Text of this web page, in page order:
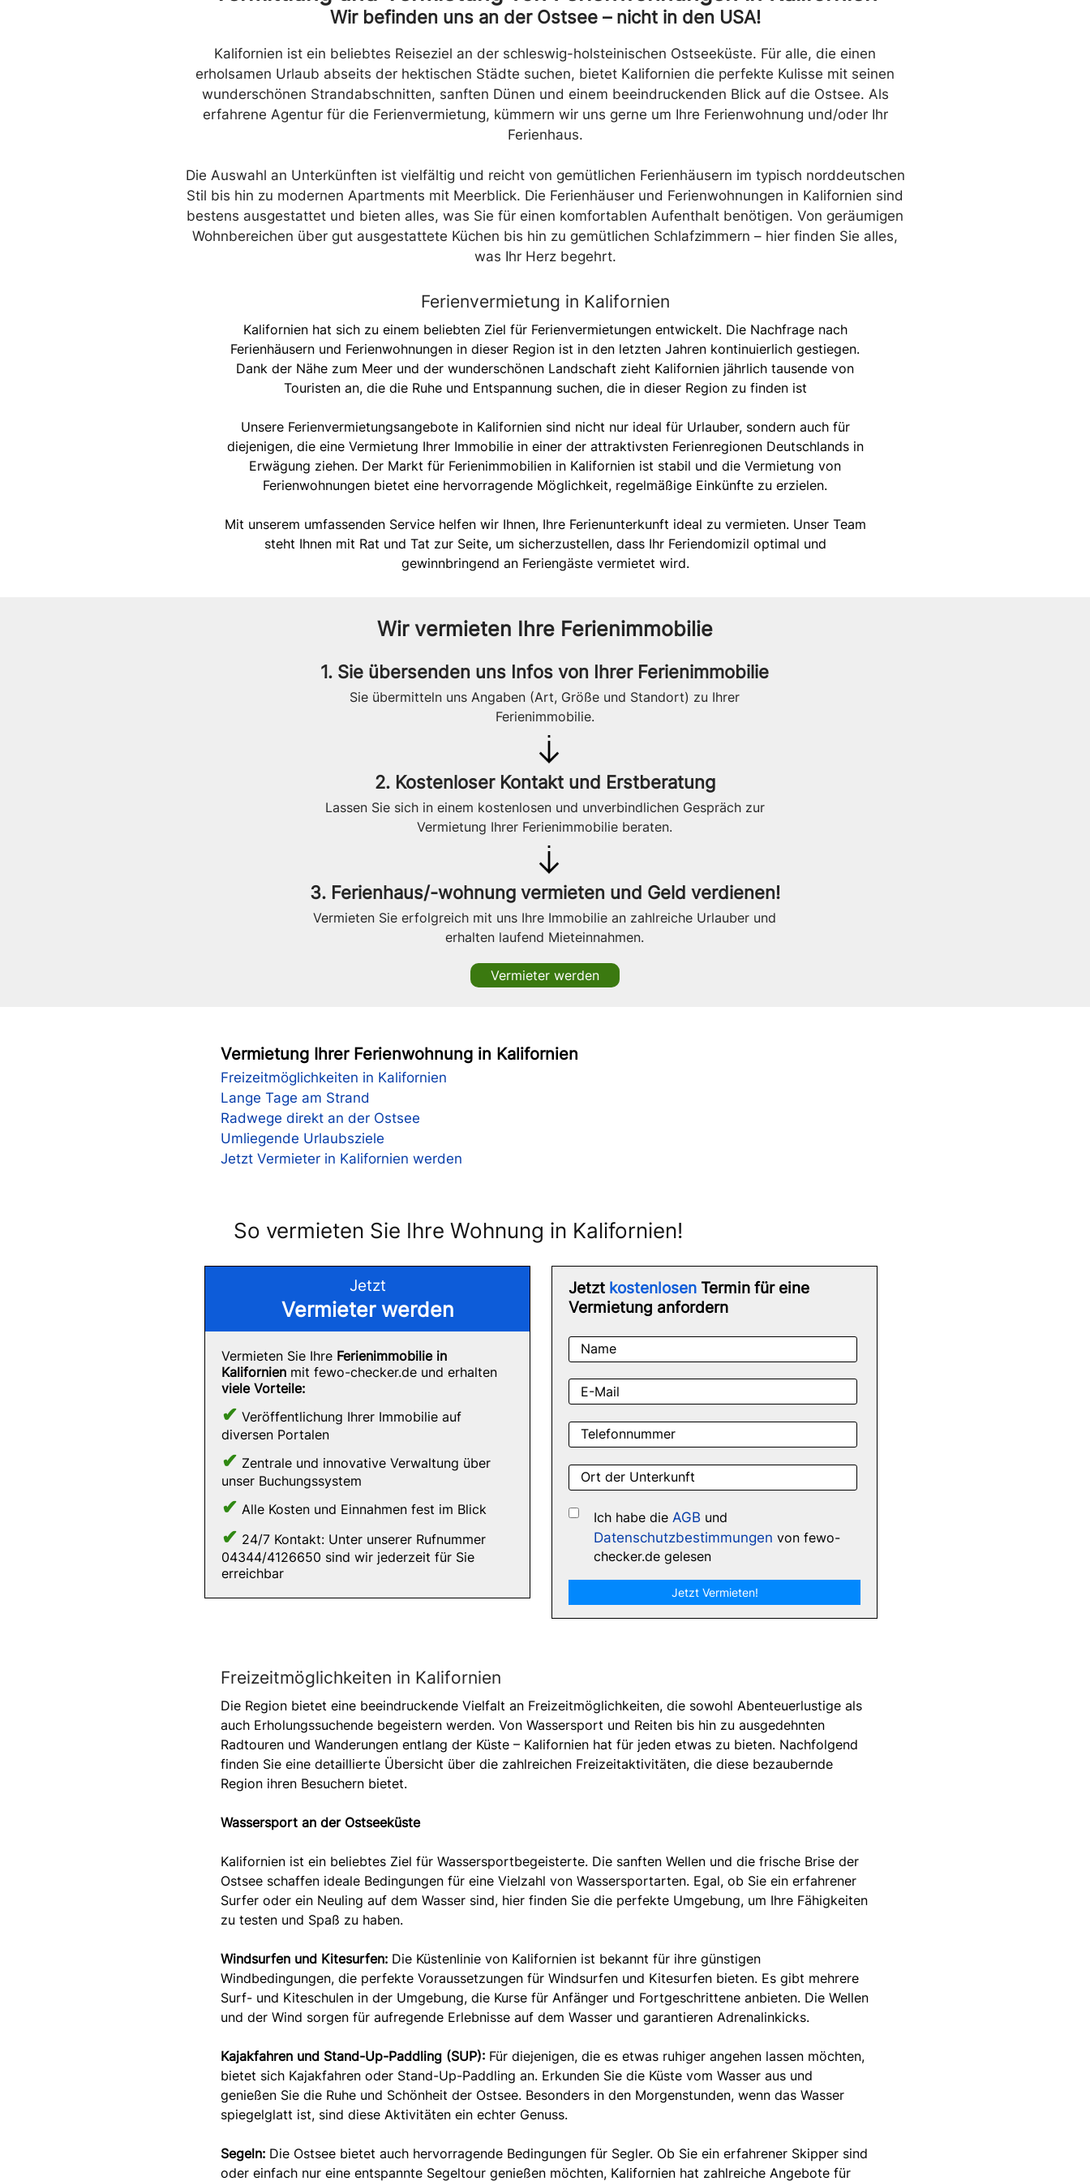
Wir befinden uns an der Ostsee – nicht in den USA!
Kalifornien ist ein beliebtes Reiseziel an der schleswig-holsteinischen Ostseeküste. Für alle, die einen
erholsamen Urlaub abseits der hektischen Städte suchen, bietet Kalifornien die perfekte Kulisse mit seinen
wunderschönen Strandabschnitten, sanften Dünen und einem beeindruckenden Blick auf die Ostsee. Als
erfahrene Agentur für die Ferienvermietung, kümmern wir uns gerne um Ihre Ferienwohnung und/oder Ihr
Ferienhaus.
Die Auswahl an Unterkünften ist vielfältig und reicht von gemütlichen Ferienhäusern im typisch norddeutschen
Stil bis hin zu modernen Apartments mit Meerblick. Die Ferienhäuser und Ferienwohnungen in Kalifornien sind
bestens ausgestattet und bieten alles, was Sie für einen komfortablen Aufenthalt benötigen. Von geräumigen
Wohnbereichen über gut ausgestattete Küchen bis hin zu gemütlichen Schlafzimmern – hier finden Sie alles,
was Ihr Herz begehrt.
Ferienvermietung in Kalifornien
Kalifornien hat sich zu einem beliebten Ziel für Ferienvermietungen entwickelt. Die Nachfrage nach
Ferienhäusern und Ferienwohnungen in dieser Region ist in den letzten Jahren kontinuierlich gestiegen.
Dank der Nähe zum Meer und der wunderschönen Landschaft zieht Kalifornien jährlich tausende von
Touristen an, die die Ruhe und Entspannung suchen, die in dieser Region zu finden ist
Unsere Ferienvermietungsangebote in Kalifornien sind nicht nur ideal für Urlauber, sondern auch für
diejenigen, die eine Vermietung Ihrer Immobilie in einer der attraktivsten Ferienregionen Deutschlands in
Erwägung ziehen. Der Markt für Ferienimmobilien in Kalifornien ist stabil und die Vermietung von
Ferienwohnungen bietet eine hervorragende Möglichkeit, regelmäßige Einkünfte zu erzielen.
Mit unserem umfassenden Service helfen wir Ihnen, Ihre Ferienunterkunft ideal zu vermieten. Unser Team
steht Ihnen mit Rat und Tat zur Seite, um sicherzustellen, dass Ihr Feriendomizil optimal und
gewinnbringend an Feriengäste vermietet wird.
Wir vermieten Ihre Ferienimmobilie
1. Sie übersenden uns Infos von Ihrer Ferienimmobilie
Sie übermitteln uns Angaben (Art, Größe und Standort) zu Ihrer
Ferienimmobilie.
2. Kostenloser Kontakt und Erstberatung
Lassen Sie sich in einem kostenlosen und unverbindlichen Gespräch zur
Vermietung Ihrer Ferienimmobilie beraten.
3. Ferienhaus/-wohnung vermieten und Geld verdienen!
Vermieten Sie erfolgreich mit uns Ihre Immobilie an zahlreiche Urlauber und
erhalten laufend Mieteinnahmen.
Vermieter werden
Vermietung Ihrer Ferienwohnung in Kalifornien
Freizeitmöglichkeiten in Kalifornien
Lange Tage am Strand
Radwege direkt an der Ostsee
Umliegende Urlaubsziele
Jetzt Vermieter in Kalifornien werden
So vermieten Sie Ihre Wohnung in Kalifornien!
Jetzt
Vermieter werden
Vermieten Sie Ihre Ferienimmobilie in
Kalifornien mit fewo-checker.de und erhalten
viele Vorteile:
✔ Veröffentlichung Ihrer Immobilie auf
diversen Portalen
✔ Zentrale und innovative Verwaltung über
unser Buchungssystem
✔ Alle Kosten und Einnahmen fest im Blick
✔ 24/7 Kontakt: Unter unserer Rufnummer
04344/4126650 sind wir jederzeit für Sie
erreichbar
Jetzt kostenlosen Termin für eine
Vermietung anfordern
Name
E-Mail
Telefonnummer
Ort der Unterkunft
Ich habe die AGB und
Datenschutzbestimmungen von fewo-
checker.de gelesen
Freizeitmöglichkeiten in Kalifornien
Die Region bietet eine beeindruckende Vielfalt an Freizeitmöglichkeiten, die sowohl Abenteuerlustige als
auch Erholungssuchende begeistern werden. Von Wassersport und Reiten bis hin zu ausgedehnten
Radtouren und Wanderungen entlang der Küste – Kalifornien hat für jeden etwas zu bieten. Nachfolgend
finden Sie eine detaillierte Übersicht über die zahlreichen Freizeitaktivitäten, die diese bezaubernde
Region ihren Besuchern bietet.
Wassersport an der Ostseeküste
Kalifornien ist ein beliebtes Ziel für Wassersportbegeisterte. Die sanften Wellen und die frische Brise der
Ostsee schaffen ideale Bedingungen für eine Vielzahl von Wassersportarten. Egal, ob Sie ein erfahrener
Surfer oder ein Neuling auf dem Wasser sind, hier finden Sie die perfekte Umgebung, um Ihre Fähigkeiten
zu testen und Spaß zu haben.
Windsurfen und Kitesurfen: Die Küstenlinie von Kalifornien ist bekannt für ihre günstigen
Windbedingungen, die perfekte Voraussetzungen für Windsurfen und Kitesurfen bieten. Es gibt mehrere
Surf- und Kiteschulen in der Umgebung, die Kurse für Anfänger und Fortgeschrittene anbieten. Die Wellen
und der Wind sorgen für aufregende Erlebnisse auf dem Wasser und garantieren Adrenalinkicks.
Kajakfahren und Stand-Up-Paddling (SUP): Für diejenigen, die es etwas ruhiger angehen lassen möchten,
bietet sich Kajakfahren oder Stand-Up-Paddling an. Erkunden Sie die Küste vom Wasser aus und
genießen Sie die Ruhe und Schönheit der Ostsee. Besonders in den Morgenstunden, wenn das Wasser
spiegelglatt ist, sind diese Aktivitäten ein echter Genuss.
Segeln: Die Ostsee bietet auch hervorragende Bedingungen für Segler. Ob Sie ein erfahrener Skipper sind
oder einfach nur eine entspannte Segeltour genießen möchten, Kalifornien hat zahlreiche Angebote für